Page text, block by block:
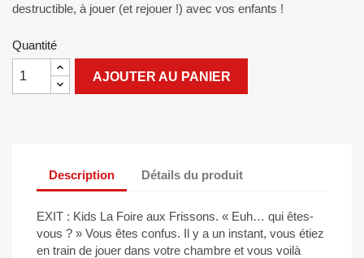
destructible, à jouer (et rejouer !) avec vos enfants !
Quantité
AJOUTER AU PANIER
Description Détails du produit
EXIT : Kids La Foire aux Frissons. « Euh… qui êtes-
vous ? » Vous êtes confus. Il y a un instant, vous étiez
en train de jouer dans votre chambre et vous voilà